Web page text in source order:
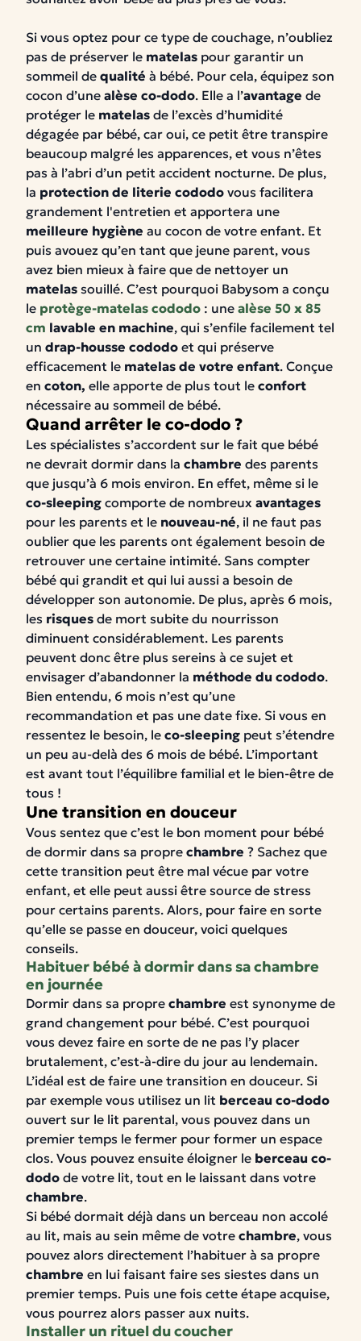
Si vous optez pour ce type de couchage, n’oubliez
pas de préserver le matelas pour garantir un
sommeil de qualité à bébé. Pour cela, équipez son
cocon d’une alèse co-dodo. Elle a l’avantage de
protéger le matelas de l’excès d’humidité
dégagée par bébé, car oui, ce petit être transpire
beaucoup malgré les apparences, et vous n’êtes
pas à l’abri d’un petit accident nocturne. De plus,
la protection de literie cododo vous facilitera
grandement l'entretien et apportera une
meilleure hygiène au cocon de votre enfant. Et
puis avouez qu’en tant que jeune parent, vous
avez bien mieux à faire que de nettoyer un
matelas souillé. C’est pourquoi Babysom a conçu
le protège-matelas cododo : une alèse 50 x 85
cm lavable en machine, qui s’enfile facilement tel
un drap-housse cododo et qui préserve
efficacement le matelas de votre enfant. Conçue
en coton, elle apporte de plus tout le confort
nécessaire au sommeil de bébé.
Quand arrêter le co-dodo ?
Les spécialistes s’accordent sur le fait que bébé
ne devrait dormir dans la chambre des parents
que jusqu’à 6 mois environ. En effet, même si le
co-sleeping comporte de nombreux avantages
pour les parents et le nouveau-né, il ne faut pas
oublier que les parents ont également besoin de
retrouver une certaine intimité. Sans compter
bébé qui grandit et qui lui aussi a besoin de
développer son autonomie. De plus, après 6 mois,
les risques de mort subite du nourrisson
diminuent considérablement. Les parents
peuvent donc être plus sereins à ce sujet et
envisager d’abandonner la méthode du cododo.
Bien entendu, 6 mois n’est qu’une
recommandation et pas une date fixe. Si vous en
ressentez le besoin, le co-sleeping peut s’étendre
un peu au-delà des 6 mois de bébé. L’important
est avant tout l’équilibre familial et le bien-être de
tous !
Une transition en douceur
Vous sentez que c’est le bon moment pour bébé
de dormir dans sa propre chambre ? Sachez que
cette transition peut être mal vécue par votre
enfant, et elle peut aussi être source de stress
pour certains parents. Alors, pour faire en sorte
qu’elle se passe en douceur, voici quelques
conseils.
Habituer bébé à dormir dans sa chambre
en journée
Dormir dans sa propre chambre est synonyme de
grand changement pour bébé. C’est pourquoi
vous devez faire en sorte de ne pas l’y placer
brutalement, c’est-à-dire du jour au lendemain.
L’idéal est de faire une transition en douceur. Si
par exemple vous utilisez un lit berceau co-dodo
ouvert sur le lit parental, vous pouvez dans un
premier temps le fermer pour former un espace
clos. Vous pouvez ensuite éloigner le berceau co-
dodo de votre lit, tout en le laissant dans votre
chambre.
Si bébé dormait déjà dans un berceau non accolé
au lit, mais au sein même de votre chambre, vous
pouvez alors directement l’habituer à sa propre
chambre en lui faisant faire ses siestes dans un
premier temps. Puis une fois cette étape acquise,
vous pourrez alors passer aux nuits.
Installer un rituel du coucher